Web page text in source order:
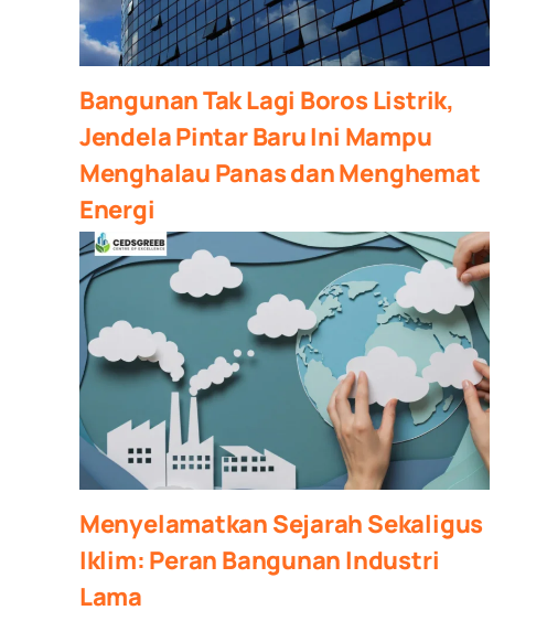
Bangunan Tak Lagi Boros Listrik,
Jendela Pintar Baru Ini Mampu
Menghalau Panas dan Menghemat
Energi
Menyelamatkan Sejarah Sekaligus
Iklim: Peran Bangunan Industri
Lama